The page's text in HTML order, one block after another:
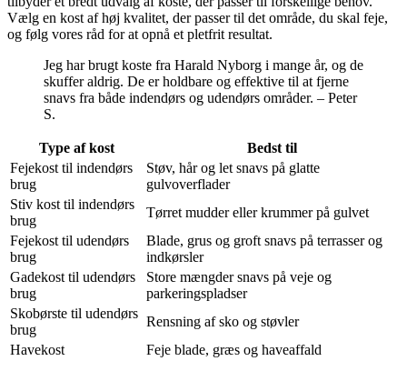
Vælg en kost af høj kvalitet, der passer til det område, du skal feje,
og følg vores råd for at opnå et pletfrit resultat.
Jeg har brugt koste fra Harald Nyborg i mange år, og de
skuffer aldrig. De er holdbare og effektive til at fjerne
snavs fra både indendørs og udendørs områder. – Peter
S.
Type af kost
Bedst til
Fejekost til indendørs
brug
Støv, hår og let snavs på glatte
gulvoverflader
Stiv kost til indendørs
brug
Tørret mudder eller krummer på gulvet
Fejekost til udendørs
brug
Blade, grus og groft snavs på terrasser og
indkørsler
Gadekost til udendørs
brug
Store mængder snavs på veje og
parkeringspladser
Skobørste til udendørs
brug
Rensning af sko og støvler
Havekost
Feje blade, græs og haveaffald